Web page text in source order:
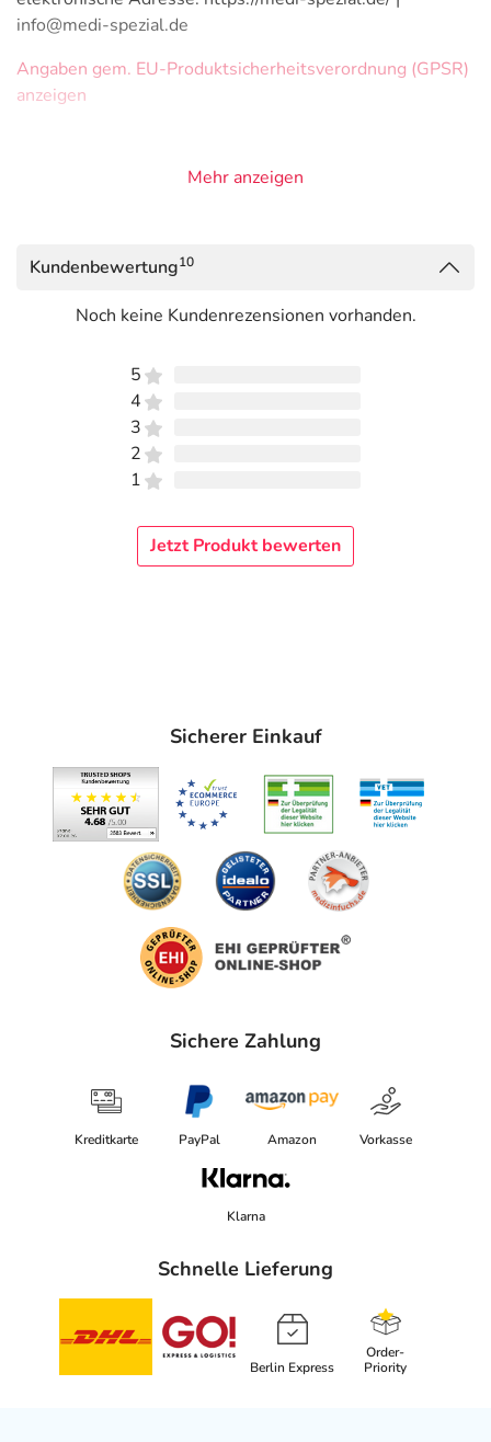
info@medi-spezial.de
Angaben gem. EU-Produktsicherheitsverordnung (GPSR)
anzeigen
Mehr anzeigen
Kundenbewertung10
Noch keine Kundenrezensionen vorhanden.
5
4
3
2
1
Jetzt Produkt bewerten
Sicherer Einkauf
Sichere Zahlung
Kreditkarte PayPal Amazon Vorkasse
Klarna
Schnelle Lieferung
Berlin Express
Order-
Priority